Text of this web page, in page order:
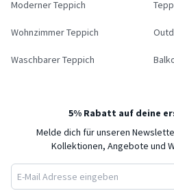
Moderner Teppich
Wohnzimmer Teppich
Waschbarer Teppich
5% Rabatt auf deine
Melde dich für unseren
Kollektionen, Angebote und